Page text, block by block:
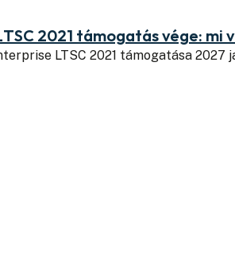
2021 támogatás vége: mi
LTSC 2021 támogatása 2027